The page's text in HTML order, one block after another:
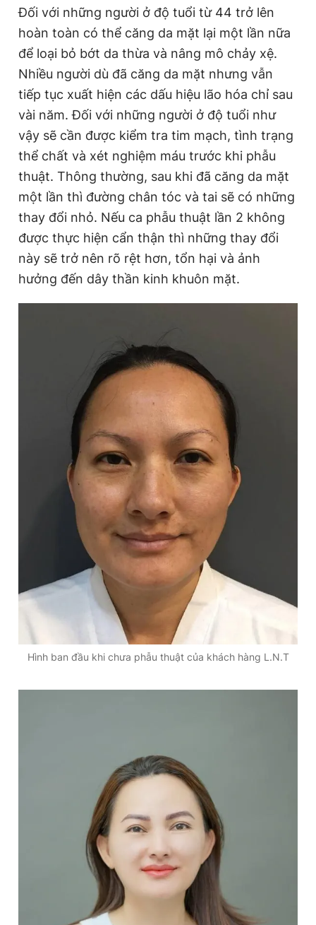
Đối với những người ở độ tuổi từ 44 trở lên
hoàn toàn có thể căng da mặt lại một lần nữa
để loại bỏ bớt da thừa và nâng mô chảy xệ.
Nhiều người dù đã căng da mặt nhưng vẫn
tiếp tục xuất hiện các dấu hiệu lão hóa chỉ sau
vài năm. Đối với những người ở độ tuổi như
vậy sẽ cần được kiểm tra tim mạch, tình trạng
thể chất và xét nghiệm máu trước khi phẫu
thuật. Thông thường, sau khi đã căng da mặt
một lần thì đường chân tóc và tai sẽ có những
thay đổi nhỏ. Nếu ca phẫu thuật lần 2 không
được thực hiện cẩn thận thì những thay đổi
này sẽ trở nên rõ rệt hơn, tổn hại và ảnh
hưởng đến dây thần kinh khuôn mặt.
Hình ban đầu khi chưa phẫu thuật của khách hàng L.N.T